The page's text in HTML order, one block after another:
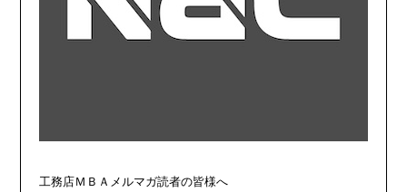
工務店ＭＢＡメルマガ読者の皆様へ